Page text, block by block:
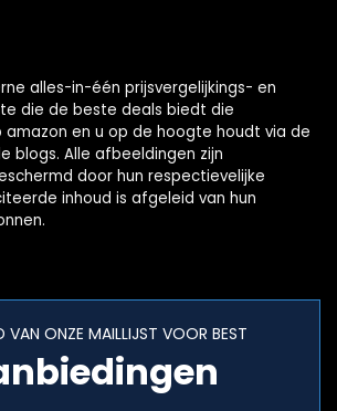
alles-in-één prijsvergelijkings- en
die de beste deals biedt die
amazon en u op de hoogte houdt via de
blogs. Alle afbeeldingen zijn
door hun respectievelijke
inhoud is afgeleid van hun
VAN ONZE MAILLIJST VOOR BEST